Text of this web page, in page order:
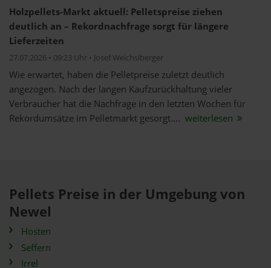
Holzpellets-Markt aktuell: Pelletspreise ziehen
deutlich an – Rekordnachfrage sorgt für längere
Lieferzeiten
27.07.2026 • 09:23 Uhr • Josef Weichslberger
Wie erwartet, haben die Pelletpreise zuletzt deutlich
angezogen. Nach der langen Kaufzurückhaltung vieler
Verbraucher hat die Nachfrage in den letzten Wochen für
Rekordumsätze im Pelletmarkt gesorgt.... weiterlesen
Pellets Preise in der Umgebung von
Newel
Hosten
Seffern
Irrel